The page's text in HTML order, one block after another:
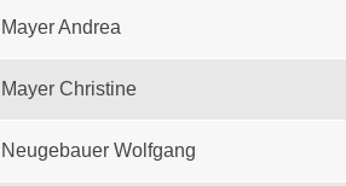
Mayer Andrea
Mayer Christine
Neugebauer Wolfgang